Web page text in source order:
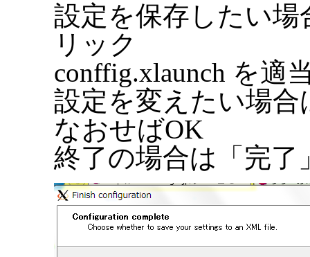
設定を保存したい場
リック
conffig.xlaunch を適
設定を変えたい場合
なおせばOK
終了の場合は「完了